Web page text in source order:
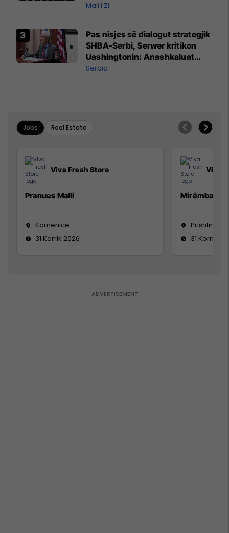
Mali i Zi
Pas nisjes së dialogut strategjik
SHBA-Serbi, Serwer kritikon
Uashingtonin: Anashkaluat
Banjskën, sulmin ndaj KFOR-it
Serbia
Jobs Real Estate
Viva Fresh Store
Pranues Malli
Kamenicë
31 Korrik 2026
Viva
Prishtinë
31 Korrik